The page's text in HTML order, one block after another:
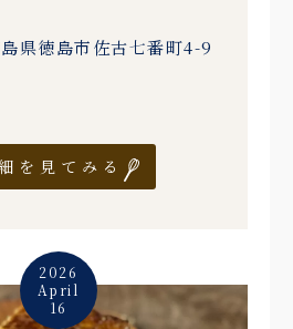
県徳島市佐古七番町4-9
を見てみる
2026
April
16